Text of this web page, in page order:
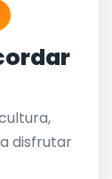
disfrutar